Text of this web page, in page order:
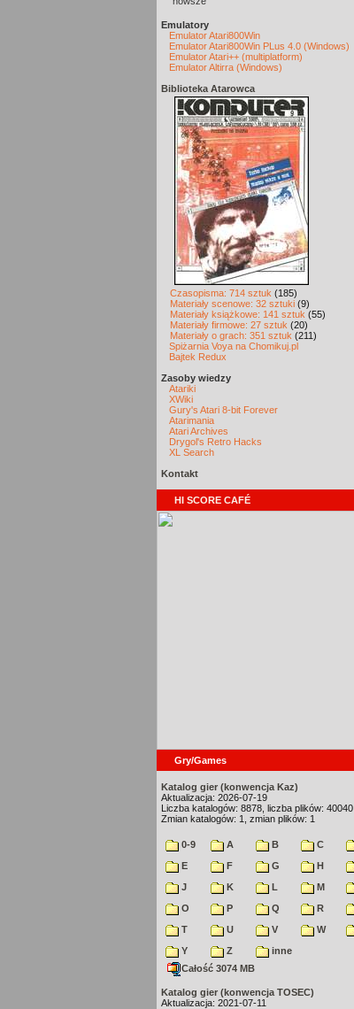
Emulatory
Emulator Atari800Win
Emulator Atari800Win PLus 4.0 (Windows)
Emulator Atari++ (multiplatform)
Emulator Altirra (Windows)
Biblioteka Atarowca
Czasopisma: 714 sztuk (185)
Materiały scenowe: 32 sztuki (9)
Materiały książkowe: 141 sztuk (55)
Materiały firmowe: 27 sztuk (20)
Materiały o grach: 351 sztuk (211)
Spiżarnia Voya na Chomikuj.pl
Bajtek Redux
Zasoby wiedzy
Atariki
XWiki
Gury's Atari 8-bit Forever
Atarimania
Atari Archives
Drygol's Retro Hacks
XL Search
Kontakt
HI SCORE CAFÉ
Gry/Games
Katalog gier (konwencja Kaz)
Aktualizacja: 2026-07-19
Liczba katalogów: 8878, liczba plików: 40040
Zmian katalogów: 1, zmian plików: 1
0-9 A B C
E
F G H
J
K L M
O
P Q R
T
U V W
Y
Z
inne
Całość 3074 MB
Katalog gier (konwencja TOSEC)
Aktualizacja: 2021-07-11